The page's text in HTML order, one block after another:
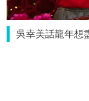
吳幸美話龍年想